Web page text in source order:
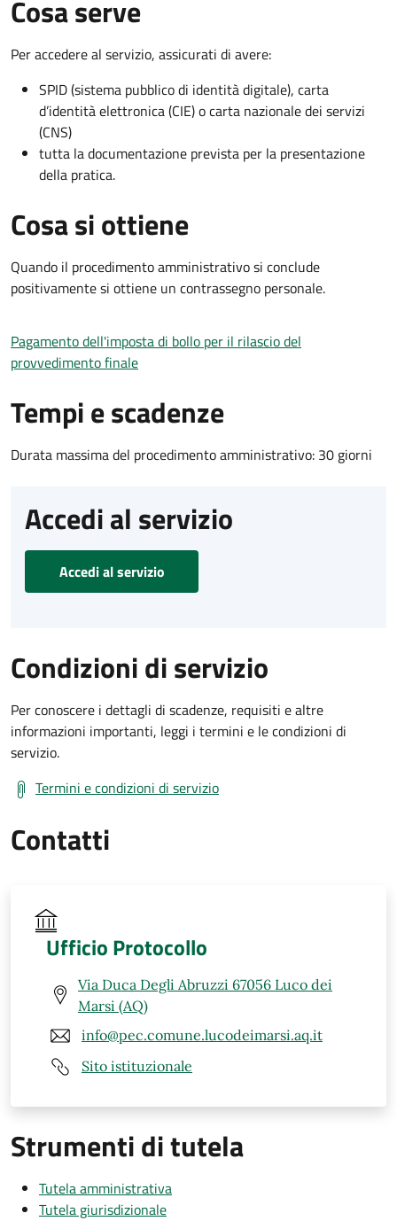
Cosa serve
Per accedere al servizio, assicurati di avere:
SPID (sistema pubblico di identità digitale), carta
d’identità elettronica (CIE) o carta nazionale dei servizi
(CNS)
tutta la documentazione prevista per la presentazione
della pratica.
Cosa si ottiene
Quando il procedimento amministrativo si conclude
positivamente si ottiene un contrassegno personale.
Pagamento dell'imposta di bollo per il rilascio del
provvedimento finale
Tempi e scadenze
Durata massima del procedimento amministrativo: 30 giorni
Accedi al servizio
Accedi al servizio
Condizioni di servizio
Per conoscere i dettagli di scadenze, requisiti e altre
informazioni importanti, leggi i termini e le condizioni di
servizio.
Termini e condizioni di servizio
Contatti
Ufficio Protocollo
Via Duca Degli Abruzzi 67056 Luco dei
Marsi (AQ)
info@pec.comune.lucodeimarsi.aq.it
Sito istituzionale
Strumenti di tutela
Tutela amministrativa
Tutela giurisdizionale